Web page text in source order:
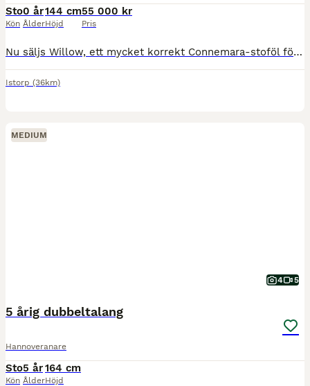
Sto
Kön
0 år
Ålder
144 cm
Höjd
55 000 kr
Pris
Nu säljs Willow, ett mycket korrekt Connemara-stoföl född 25 maj 2026. Willow är en ponny med fantastisk utstrålning, god resning och ett mycket trevligt temperament. Ett unikt tillfälle för dig som s
Istorp (36km)
MEDIUM
4 5
5 årig dubbeltalang
Hannoveranare
Sto
Kön
5 år
Ålder
164 cm
Höjd